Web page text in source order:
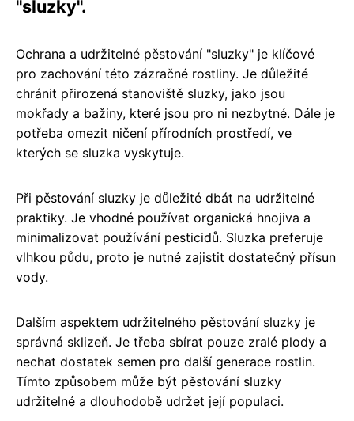
"sluzky".
Ochrana a udržitelné pěstování "sluzky" je klíčové
pro zachování této zázračné rostliny. Je důležité
chránit přirozená stanoviště sluzky, jako jsou
mokřady a bažiny, které jsou pro ni nezbytné. Dále je
potřeba omezit ničení přírodních prostředí, ve
kterých se sluzka vyskytuje.
Při pěstování sluzky je důležité dbát na udržitelné
praktiky. Je vhodné používat organická hnojiva a
minimalizovat používání pesticidů. Sluzka preferuje
vlhkou půdu, proto je nutné zajistit dostatečný přísun
vody.
Dalším aspektem udržitelného pěstování sluzky je
správná sklizeň. Je třeba sbírat pouze zralé plody a
nechat dostatek semen pro další generace rostlin.
Tímto způsobem může být pěstování sluzky
udržitelné a dlouhodobě udržet její populaci.